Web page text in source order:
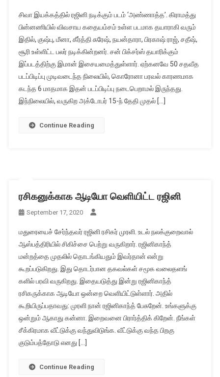
சிவா இயக்கத்தில் ரஜினி நடிக்கும் படம் ‘அண்ணாத்த’. கிராமத்து
பின்னணியில் விவசாய கதையம்சம் உள்ள படமாக தயாராகி வரும்
இதில், குஷ்பு, மீனா, கீர்த்தி சுரேஷ், நயன்தாரா, பிரகாஷ் ராஜ், சதீஷ்,
சூரி உள்ளிட்ட பலர் நடிக்கின்றனர். சன் பிக்சர்ஸ் தயாரிக்கும்
இப்படத்திற்கு இமான் இசையமைத்துள்ளார். ஏற்கனவே 50 சதவீத
படப்பிடிப்பு முடிவடைந்த நிலையில், கொரோனா பரவல் காரணமாக
கடந்த 6 மாதமாக இதன் படப்பிடிப்பு நடைபெறாமல் இருந்தது.
இந்நிலையில், வருகிற அக்டோபர் 15-ந் தேதி முதல் […]
Continue Reading
ரசிகனுக்காக ஆடியோ வெளியிட்ட ரஜினி
September 17, 2020
மதுரையைச் சேர்ந்தவர் ரஜினி ரசிகர் முரளி. உடல் நலக்குறைவால்
ஆஸ்பத்திரியில் சிகிச்சை பெற்று வருகிறார். ரஜினிகாந்த்
மன்றத்தை முதலில் தொடங்கியதும் இவர்தான் என்று
கூறப்படுகிறது. இது தொடர்பான தகவல்கள் சமூக வலைதளங்
களில் பரவி வருகிறது. இதையடுத்து இன்று ரஜினிகாந்த்
ரசிகருக்காக ஆடியோ ஒன்றை வெளியிட்டுள்ளார். அதில்
கூறியிருப்பதாவது: முரளி நான் ரஜினிகாந்த் பேசுறேன். உங்களுக்கு
ஒன்றும் ஆகாது கன்னா. இறைவனை பிரார்த்திக் கிறேன். நீங்கள்
சீக்கிரமாக வீட்டுக்கு வந்துவிடுங்க. வீட்டுக்கு வந்த பிறகு
குடும்பத்தோடு எனது […]
Continue Reading